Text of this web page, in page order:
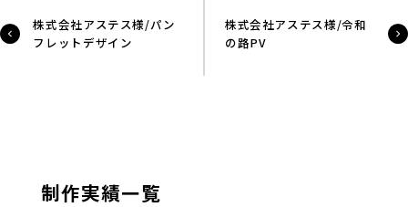
株式会社アステス様/パン
フレットデザイン
株式会社アステス様/令和
の路PV
制作実績一覧